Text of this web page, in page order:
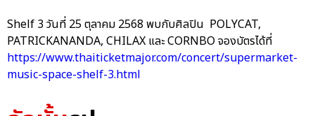
Shelf 3 วันที่ 25 ตุลาคม 2568 พบกับศิลปิน POLYCAT,
PATRICKANANDA, CHILAX และ CORNBO จองบัตรได้ที่
https://www.thaiticketmajor.com/concert/supermarket-
music-space-shelf-3.html